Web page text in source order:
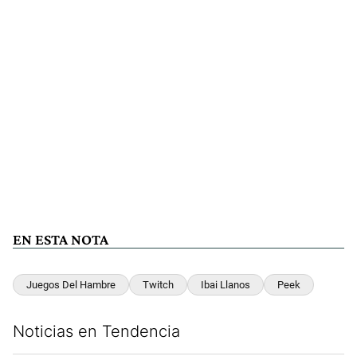
EN ESTA NOTA
Juegos Del Hambre Twitch Ibai Llanos Peek
Noticias en Tendencia